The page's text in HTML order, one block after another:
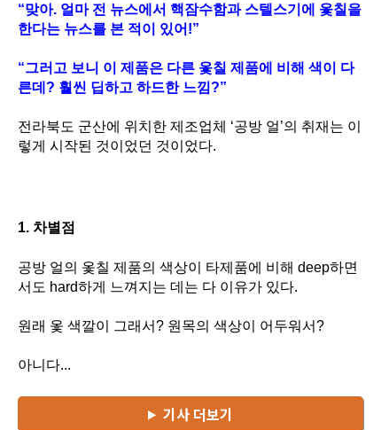
“맞아. 얼마 전 뉴스에서 핵잠수함과 스텔스기에 옻칠을
한다는 뉴스를 본 적이 있어!”
“그러고 보니 이 제품은 다른 옻칠 제품에 비해 색이 다
른데? 훨씬 딥하고 하드한 느낌?”
전라북도 군산에 위치한 제조업체 ‘공방 얼’의 취재는 이
렇게 시작된 것이었던 것이었다.
1. 차별점
공방 얼의 옻칠 제품의 색상이 타제품에 비해 deep하면
서도 hard하게 느껴지는 데는 다 이유가 있다.
원래 옻 색깔이 그래서? 원목의 색상이 어두워서?
아니다...
기사 더보기